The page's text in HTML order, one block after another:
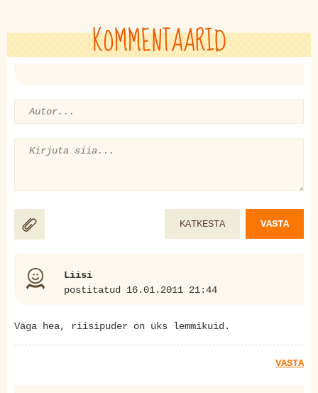
KOMMENTAARID
KATKESTA VASTA
Liisi
postitatud 16.01.2011 21:44
Väga hea, riisipuder on üks lemmikuid.
VASTA